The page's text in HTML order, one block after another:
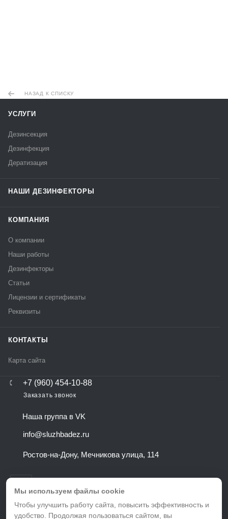
НАЗАД К СПИСКУ
УСЛУГИ
Дезинсекция
Дезинфекция
Дератизация
НАШИ ДЕЗИНФЕКТОРЫ
КОМПАНИЯ
О компании
Наши работы
Дезинфекторы
Статьи
Лицензии и сертификаты
Реквизиты
КОНТАКТЫ
Карта сайта
+7 (960) 454-10-88
Заказать звонок
Наша группа в VK
info@sluzhbadez.ru
Ростов-на-Дону, Мечникова улица, 114
ВЕРСИЯ ДЛЯ ПЕЧАТИ
Мы используем файлы cookie
Чтобы улучшить работу сайта, повысить эффективность и
удобство. Продолжая пользоваться сайтом, вы